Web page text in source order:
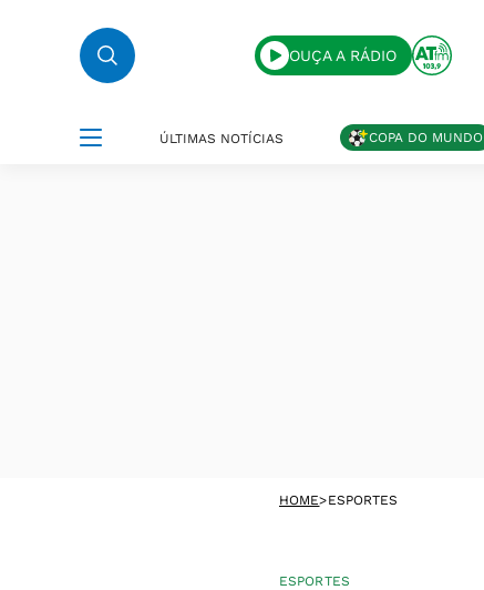
OUÇA A RÁDIO
ÚLTIMAS NOTÍCIAS COPA DO MUNDO
HOME>ESPORTES
ESPORTES